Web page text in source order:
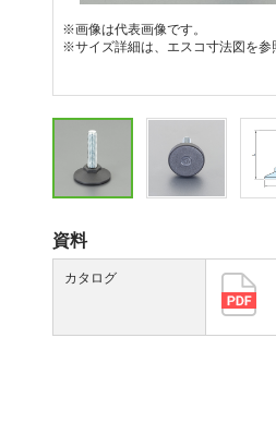
※画像は代表画像です。
※サイズ詳細は、エスコ寸法図を参
資料
カタログ